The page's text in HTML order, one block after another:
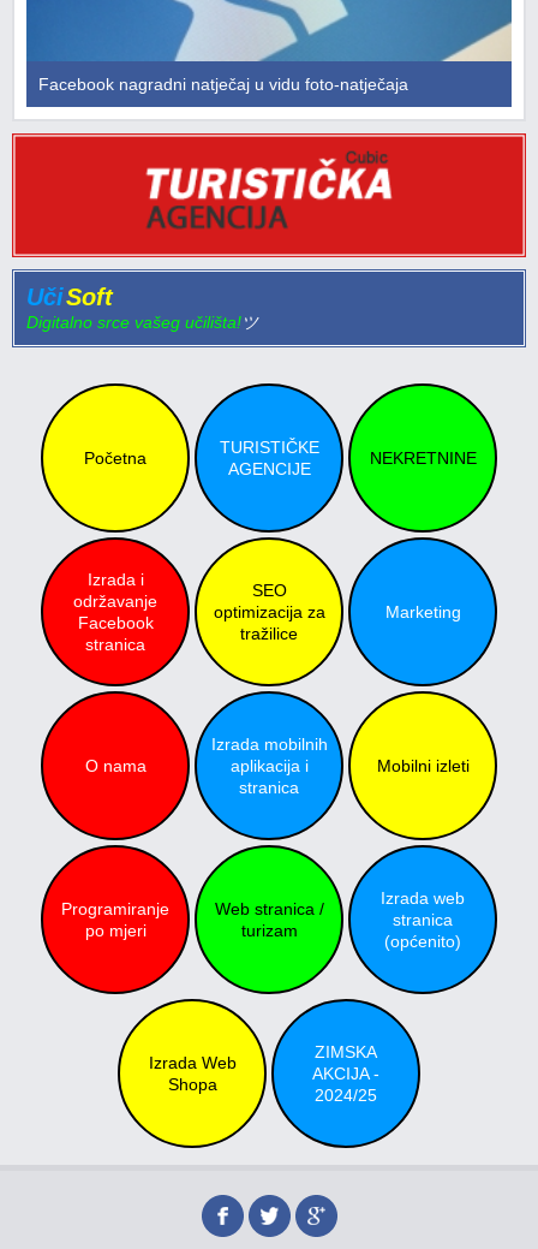
Facebook nagradni natječaj u vidu foto-natječaja
UčiSoft
Digitalno srce vašeg učilišta!ツ
Početna
TURISTIČKE
AGENCIJE
NEKRETNINE
Izrada i
održavanje
Facebook
stranica
SEO
optimizacija za
tražilice
Marketing
O nama
Izrada mobilnih
aplikacija i
stranica
Mobilni izleti
Programiranje
po mjeri
Web stranica /
turizam
Izrada web
stranica
(općenito)
Izrada Web
Shopa
ZIMSKA
AKCIJA -
2024/25